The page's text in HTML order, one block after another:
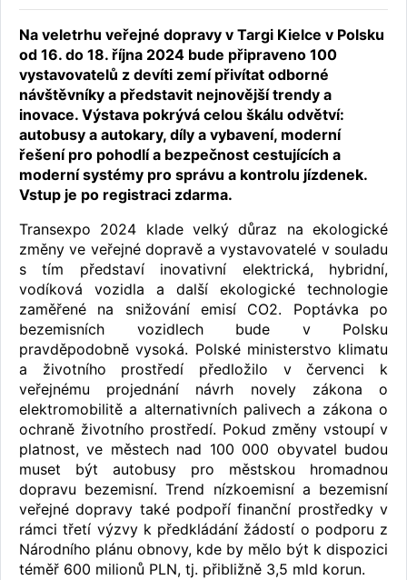
Na veletrhu veřejné dopravy v Targi Kielce v Polsku
od 16. do 18. října 2024 bude připraveno 100
vystavovatelů z devíti zemí přivítat odborné
návštěvníky a představit nejnovější trendy a
inovace. Výstava pokrývá celou škálu odvětví:
autobusy a autokary, díly a vybavení, moderní
řešení pro pohodlí a bezpečnost cestujících a
moderní systémy pro správu a kontrolu jízdenek.
Vstup je po registraci zdarma.
Transexpo 2024 klade velký důraz na ekologické
změny ve veřejné dopravě a vystavovatelé v souladu
s tím představí inovativní elektrická, hybridní,
vodíková vozidla a další ekologické technologie
zaměřené na snižování emisí CO2. Poptávka po
bezemisních vozidlech bude v Polsku
pravděpodobně vysoká. Polské ministerstvo klimatu
a životního prostředí předložilo v červenci k
veřejnému projednání návrh novely zákona o
elektromobilitě a alternativních palivech a zákona o
ochraně životního prostředí. Pokud změny vstoupí v
platnost, ve městech nad 100 000 obyvatel budou
muset být autobusy pro městskou hromadnou
dopravu bezemisní. Trend nízkoemisní a bezemisní
veřejné dopravy také podpoří finanční prostředky v
rámci třetí výzvy k předkládání žádostí o podporu z
Národního plánu obnovy, kde by mělo být k dispozici
téměř 600 milionů PLN, tj. přibližně 3,5 mld korun.